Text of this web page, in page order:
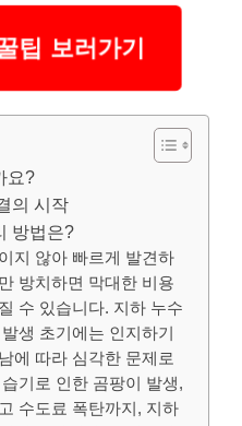
팁 보러가기
요?
의 시작
방법은?
지 않아 빠르게 발견하
방치하면 막대한 비용
수 있습니다. 지하 누수
생 초기에는 인지하기
에 따라 심각한 문제로
기로 인한 곰팡이 발생,
수도료 폭탄까지, 지하